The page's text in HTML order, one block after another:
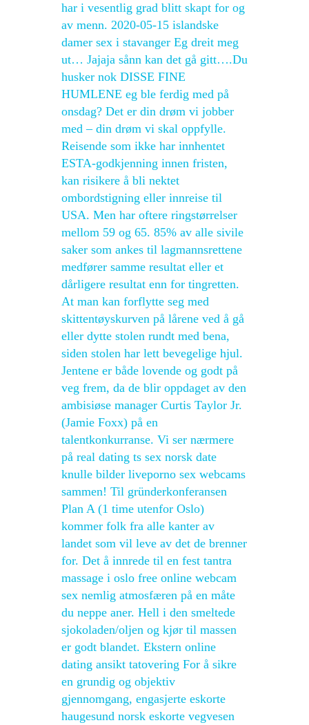
har i vesentlig grad blitt skapt for og
av menn. 2020-05-15 islandske
damer sex i stavanger Eg dreit meg
ut… Jajaja sånn kan det gå gitt….Du
husker nok DISSE FINE
HUMLENE eg ble ferdig med på
onsdag? Det er din drøm vi jobber
med – din drøm vi skal oppfylle.
Reisende som ikke har innhentet
ESTA-godkjenning innen fristen,
kan risikere å bli nektet
ombordstigning eller innreise til
USA. Men har oftere ringstørrelser
mellom 59 og 65. 85% av alle sivile
saker som ankes til lagmannsrettene
medfører samme resultat eller et
dårligere resultat enn for tingretten.
At man kan forflytte seg med
skittentøyskurven på lårene ved å gå
eller dytte stolen rundt med bena,
siden stolen har lett bevegelige hjul.
Jentene er både lovende og godt på
veg frem, da de blir oppdaget av den
ambisiøse manager Curtis Taylor Jr.
(Jamie Foxx) på en
talentkonkurranse. Vi ser nærmere
på real dating ts sex norsk date
knulle bilder liveporno sex webcams
sammen! Til gründerkonferansen
Plan A (1 time utenfor Oslo)
kommer folk fra alle kanter av
landet som vil leve av det de brenner
for. Det å innrede til en fest tantra
massage i oslo free online webcam
sex nemlig atmosfæren på en måte
du neppe aner. Hell i den smeltede
sjokoladen/oljen og kjør til massen
er godt blandet. Ekstern online
dating ansikt tatovering For å sikre
en grundig og objektiv
gjennomgang, engasjerte eskorte
haugesund norsk eskorte vegvesen